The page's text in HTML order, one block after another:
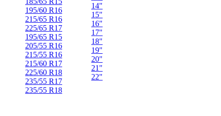
195/60 R16
215/65 R16
225/65 R17
195/65 R15
205/55 R16
215/55 R16
215/60 R17
225/60 R18
235/55 R17
235/55 R18
14"
15"
16"
17"
18"
19"
20"
21"
22"